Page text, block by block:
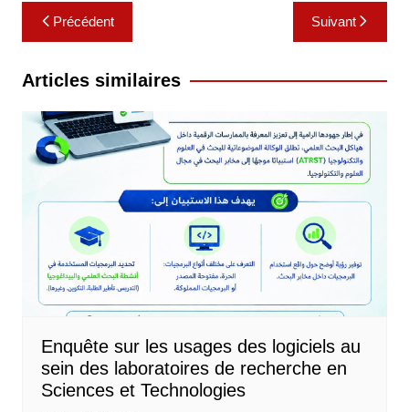
Navigation
de
l’article
Précédent Suivant
Articles similaires
Enquête sur les usages des logiciels au
sein des laboratoires de recherche en
Sciences et Technologies